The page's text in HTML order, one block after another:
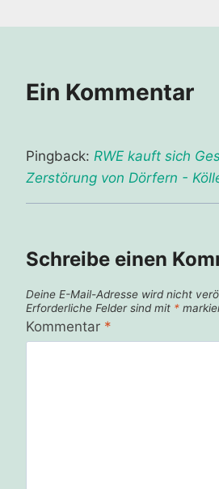
Ein Kommentar
Pingback: RWE kauft sich
Zerstörung von Dörfern -
Schreibe einen
Deine E-Mail-Adresse wird nicht
Erforderliche Felder sind mit *
Kommentar *